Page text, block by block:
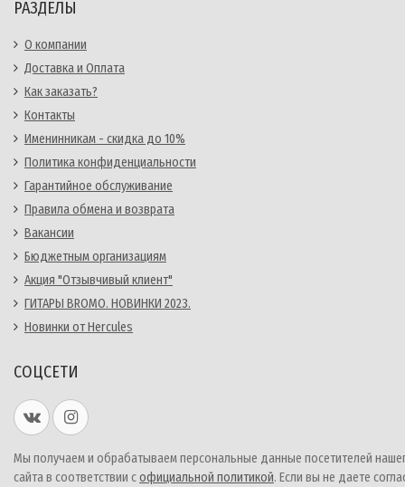
РАЗДЕЛЫ
О компании
Доставка и Оплата
Как заказать?
Контакты
Именинникам - скидка до 10%
Политика конфиденциальности
Гарантийное обслуживание
Правила обмена и возврата
Вакансии
Бюджетным организациям
Акция "Отзывчивый клиент"
ГИТАРЫ BROMO. НОВИНКИ 2023.
Новинки от Hercules
СОЦСЕТИ
Мы получаем и обрабатываем персональные данные посетителей
сайта в соответствии софициальной политикой. Если вы не даете